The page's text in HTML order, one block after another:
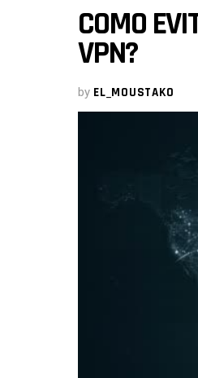
COMO
VPN?
by EL_MOUSTAKO